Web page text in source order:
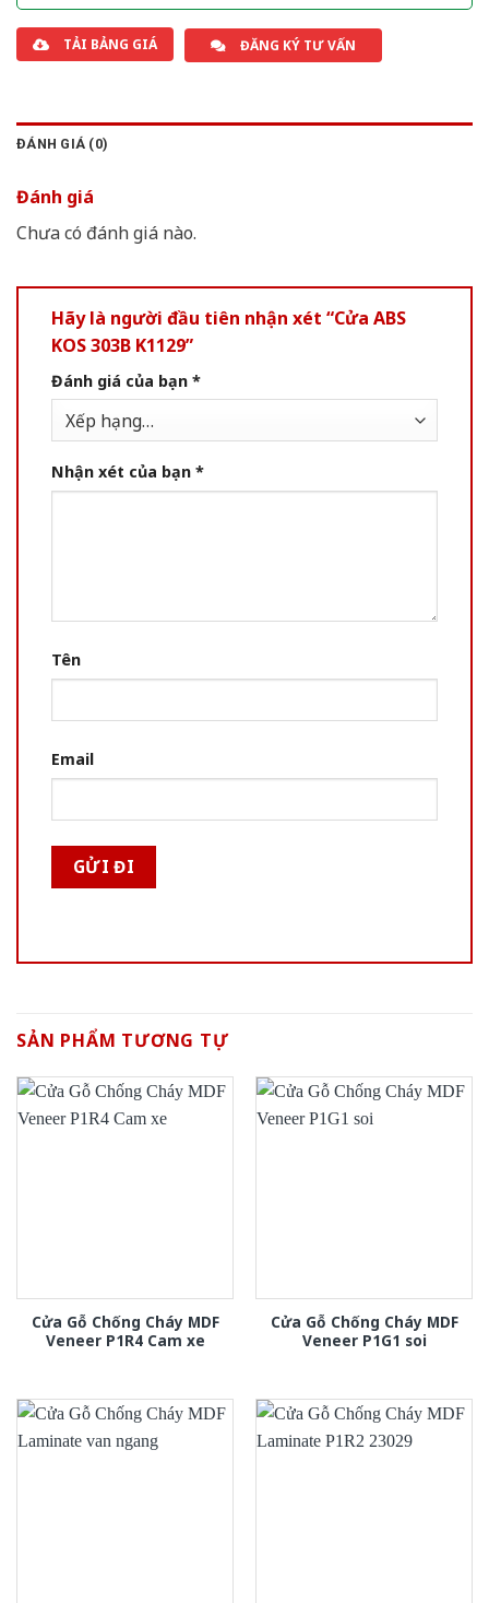
TẢI BẢNG GIÁ ĐĂNG KÝ TƯ VẤN
ĐÁNH GIÁ (0)
Đánh giá
Chưa có đánh giá nào.
Hãy là người đầu tiên nhận xét “Cửa ABS
KOS 303B K1129”
Đánh giá của bạn *
Nhận xét của bạn *
Tên
Email
SẢN PHẨM TƯƠNG TỰ
Cửa Gỗ Chống Cháy MDF
Veneer P1R4 Cam xe
Cửa Gỗ Chống Cháy MDF
Veneer P1G1 soi